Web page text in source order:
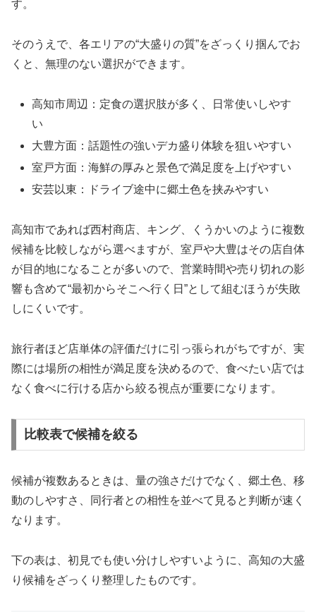
す。
そのうえで、各エリアの“大盛りの質”をざっくり掴んでお
くと、無理のない選択ができます。
高知市周辺：定食の選択肢が多く、日常使いしやす
い
大豊方面：話題性の強いデカ盛り体験を狙いやすい
室戸方面：海鮮の厚みと景色で満足度を上げやすい
安芸以東：ドライブ途中に郷土色を挟みやすい
高知市であれば西村商店、キング、くうかいのように複数
候補を比較しながら選べますが、室戸や大豊はその店自体
が目的地になることが多いので、営業時間や売り切れの影
響も含めて“最初からそこへ行く日”として組むほうが失敗
しにくいです。
旅行者ほど店単体の評価だけに引っ張られがちですが、実
際には場所の相性が満足度を決めるので、食べたい店では
なく食べに行ける店から絞る視点が重要になります。
比較表で候補を絞る
候補が複数あるときは、量の強さだけでなく、郷土色、移
動のしやすさ、同行者との相性を並べて見ると判断が速く
なります。
下の表は、初見でも使い分けしやすいように、高知の大盛
り候補をざっくり整理したものです。